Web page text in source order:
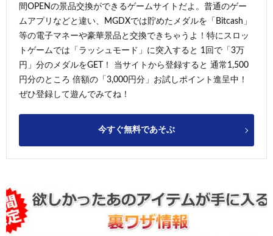
間OPENの景品交換ができるゲームサイトだよ。普通のゲー
ムアプリなどと違い、MGDXでは貯めたメダルを「Bitcash」
等の電子マネーや豪華景品と交換できちゃうよ！特にスロッ
トゲームでは「ラッシュモード」に突入すると 1回で「3万
円」分のメダルをGET！ 当サイトから登録すると 通常1,500
円分のところ 倍額の「3,000円分」お試しポイント進呈中！
ぜひ登録して遊んでみてね！
今すぐ無料であそぶ